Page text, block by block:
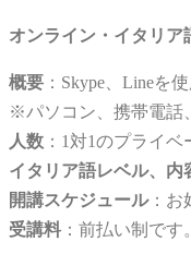
オンライン・イタリア
概要 ：Skype、Lineを
※パソコン、携帯電話
人数 ：1対1のプライベ
イタリア語レベル、内
開講スケジュール：お
受講料 ：前払い制で